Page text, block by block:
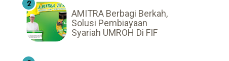
AMITRA Berbagi Berkah,
Solusi Pembiayaan
Syariah UMROH Di FIF